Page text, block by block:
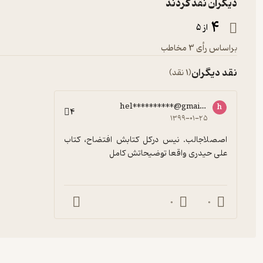
دیگران نقد کردند
4 از 5
براساس رأی 3 مخاطب
نقد دیگران(1 نقد)
h
hel**********@gmail.com
۱۳۹۹-۰۱-۲۵ 4
علی حیدری واقعا توضیحاتش کامل
0
0